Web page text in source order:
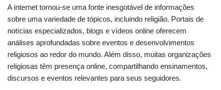
A internet tornou-se uma fonte inesgotável de informações
sobre uma variedade de tópicos, incluindo religião. Portais de
notícias especializados, blogs e vídeos online oferecem
análises aprofundadas sobre eventos e desenvolvimentos
religiosos ao redor do mundo. Além disso, muitas organizações
religiosas têm presença online, compartilhando ensinamentos,
discursos e eventos relevantes para seus seguidores.